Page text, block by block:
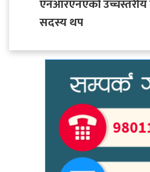
एनआरएनएको उच्चस्तरीय
सदस्य थप